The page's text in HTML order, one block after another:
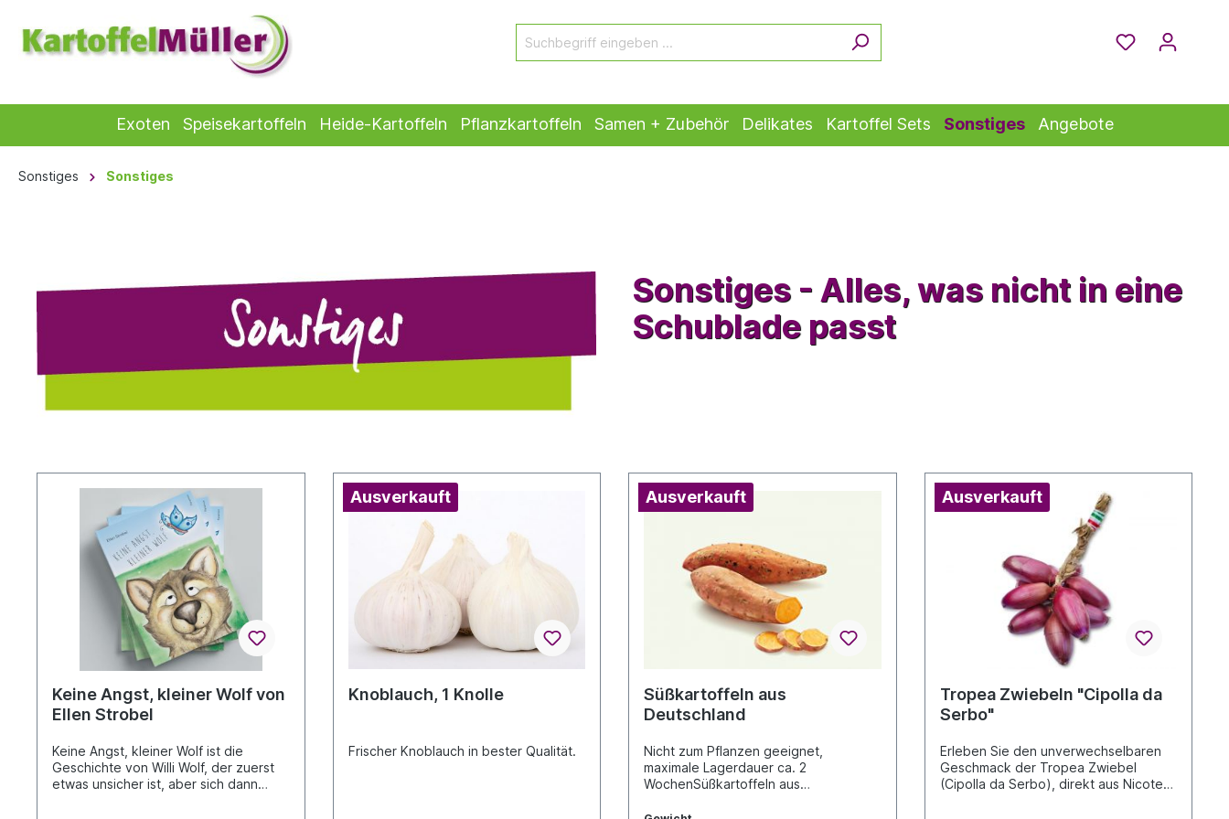
Exoten Speisekartoffeln Heide-Kartoffeln Pflanzkartoffeln Samen + Zubehör Delikates Kartoffel Sets Sonstiges Angebote
Sonstiges Sonstiges
Sonstiges - Alles, was nicht in eine
Schublade passt
Keine Angst, kleiner Wolf von
Ellen Strobel
Keine Angst, kleiner Wolf ist die
Geschichte von Willi Wolf, der zuerst
etwas unsicher ist, aber sich dann
Ausverkauft
Knoblauch, 1 Knolle
Frischer Knoblauch in bester Qualität.
Ausverkauft
Süßkartoffeln aus
Deutschland
Nicht zum Pflanzen geeignet,
maximale Lagerdauer ca. 2
WochenSüßkartoffeln aus
Ausverkauft
Tropea Zwiebeln "Cipolla da
Serbo"
Erleben Sie den unverwechselbaren
Geschmack der Tropea Zwiebel
(Cipolla da Serbo), direkt aus Nicotera